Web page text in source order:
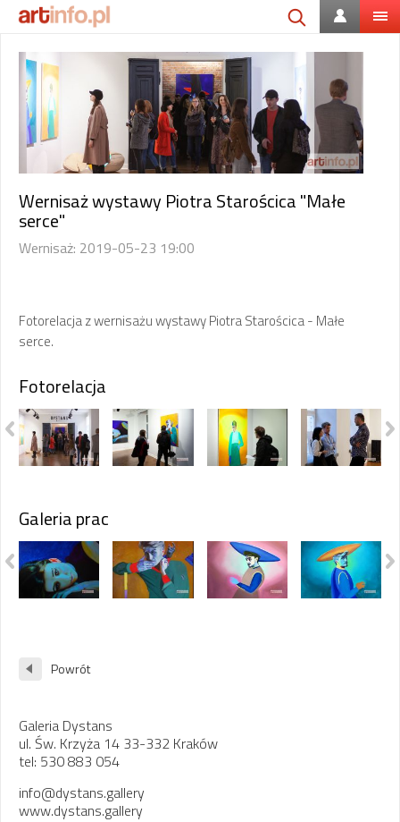
Wernisaż wystawy Piotra Starościca "Małe
serce"
Wernisaż: 2019-05-23 19:00
Fotorelacja z wernisażu wystawy Piotra Starościca - Małe
serce.
Fotorelacja
Galeria prac
Powrót
Galeria Dystans
ul. Św. Krzyża 14 33-332 Kraków
tel: 530 883 054
info@dystans.gallery
www.dystans.gallery